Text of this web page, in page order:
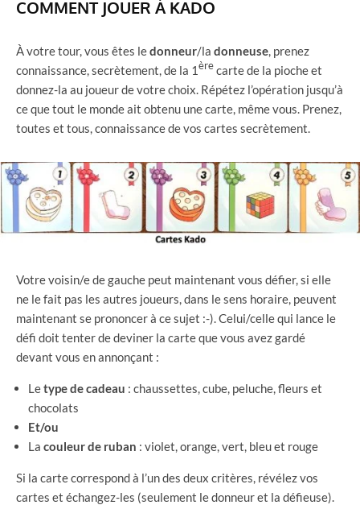
COMMENT JOUER À KADO
À votre tour, vous êtes ledonneur/la donneuse , prenez
connaissance, secrètement, de la 1 ère carte de la pioche et
donnez-la au joueur de votre choix. Répétez l’opération jusqu’à
ce que tout le monde ait obtenu une carte, même vous. Prenez,
toutes et tous, connaissance de vos cartes secrètement.
Votre voisin/e de gauche peut maintenant vous défier, si elle
ne le fait pas les autres joueurs, dans le sens horaire, peuvent
maintenant se prononcer à ce sujet :-). Celui/celle qui lance le
défi doit tenter de deviner la carte que vous avez gardé
devant vous en annonçant :
Letype de cadeau : chaussettes, cube, peluche, fleurs et
chocolats
Et/ou
La couleur de ruban : violet, orange, vert, bleu et rouge
Si la carte correspond à l’un des deux critères, révélez vos
cartes et échangez-les (seulement le donneur et la défieuse).